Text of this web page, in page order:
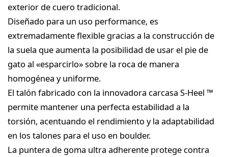
exterior de cuero tradicional.
Diseñado para un uso performance, es
extremadamente flexible gracias a la construcción de
la suela que aumenta la posibilidad de usar el pie de
gato al «esparcirlo» sobre la roca de manera
homogénea y uniforme.
El talón fabricado con la innovadora carcasa S-Heel ™
permite mantener una perfecta estabilidad a la
torsión, acentuando el rendimiento y la adaptabilidad
en los talones para el uso en boulder.
La puntera de goma ultra adherente protege contra